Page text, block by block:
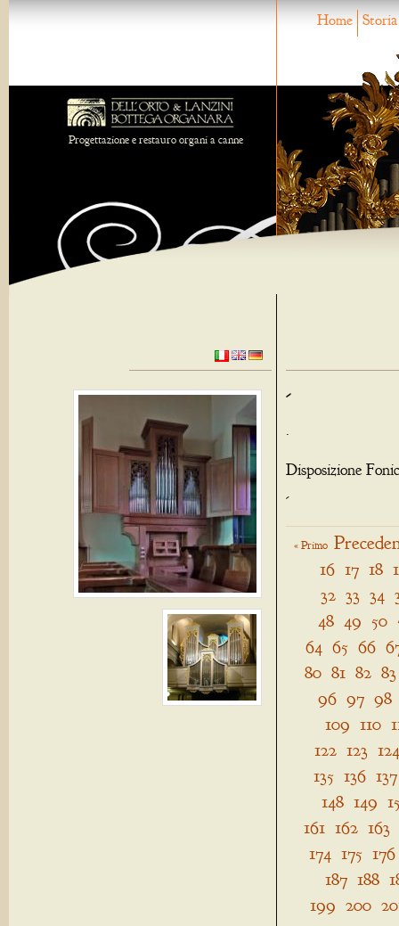
Home Storia
Progettazione e restauro organi a canne
-
.
Disposizione
-
« Primo
16 17 18
32 33 34
48 49 50
64 65 66
80 81 82 83
96 97 98
109 110
122 123 124
135 136 137
148 149
161 162 163
174 175 176
187 188
199 200